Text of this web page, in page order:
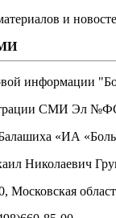
и
информации
СМИ Эл №ФС
«ИА
Николаевич
Московская